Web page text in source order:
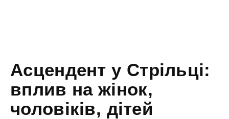
Асцендент у Стрільці:
вплив на жінок,
чоловіків, дітей